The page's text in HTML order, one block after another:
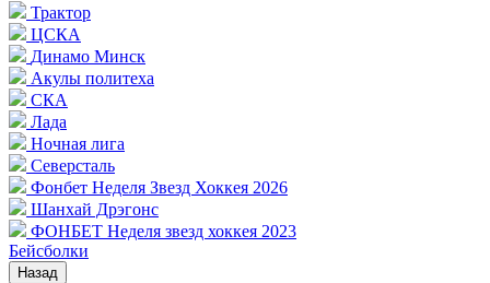
Трактор
ЦСКА
Динамо Минск
Акулы политеха
СКА
Лада
Ночная лига
Северсталь
Фонбет Неделя Звезд Хоккея 2026
Шанхай Дрэгонс
ФОНБЕТ Неделя звезд хоккея 2023
Бейсболки
Назад